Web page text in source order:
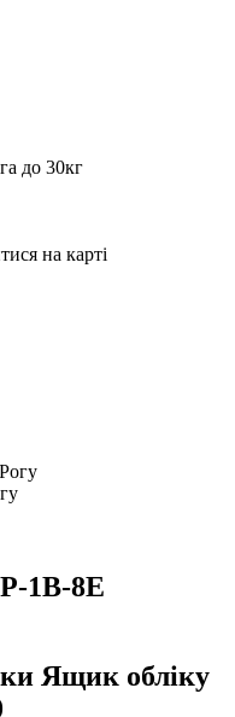
до 30кг
на карті
1В-8Е
Ящик облiку